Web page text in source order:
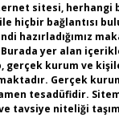
sitesi, herhangi
hiçbir bağlantısı
hazırladığımız
Burada yer alan
gerçek kurum ve
Gerçek
tesadüfidir.
tavsiye niteliği